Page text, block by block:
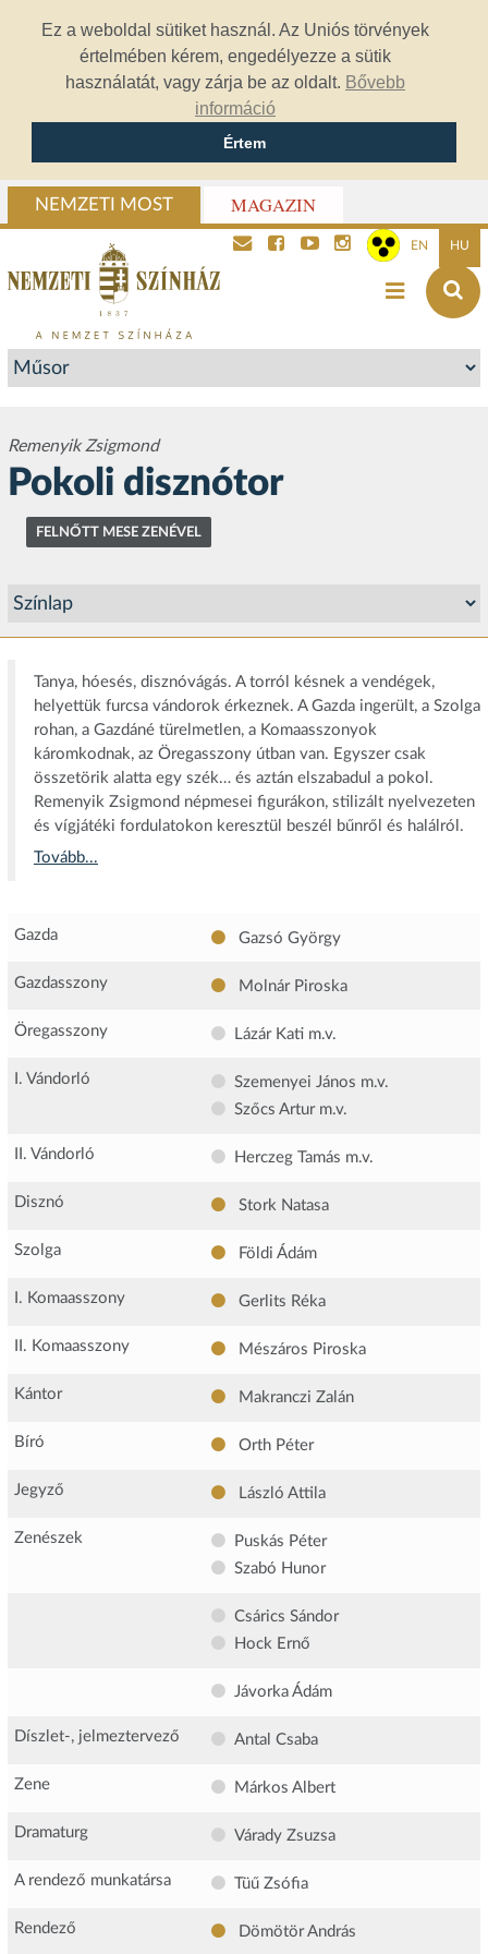
Ez a weboldal sütiket használ. Az Uniós törvények
értelmében kérem, engedélyezze a sütik
használatát, vagy zárja be az oldalt. Bővebb
információ
Értem
NEMZETI MOST MAGAZIN
EN HU
Remenyik Zsigmond
Pokoli disznótor
FELNŐTT MESE ZENÉVEL
Tanya, hóesés, disznóvágás. A torról késnek a vendégek,
helyettük furcsa vándorok érkeznek. A Gazda ingerült, a Szolga
rohan, a Gazdáné türelmetlen, a Komaasszonyok
káromkodnak, az Öregasszony útban van. Egyszer csak
összetörik alatta egy szék… és aztán elszabadul a pokol.
Remenyik Zsigmond népmesei figurákon, stilizált nyelvezeten
és vígjátéki fordulatokon keresztül beszél bűnről és halálról.
Tovább...
Gazda Gazsó György
Gazdasszony Molnár Piroska
Öregasszony Lázár Kati m.v.
I. Vándorló Szemenyei János m.v.
Szőcs Artur m.v.
II. Vándorló Herczeg Tamás m.v.
Disznó Stork Natasa
Szolga Földi Ádám
I. Komaasszony Gerlits Réka
II. Komaasszony Mészáros Piroska
Kántor Makranczi Zalán
Bíró Orth Péter
Jegyző László Attila
Zenészek
Puskás Péter
Szabó Hunor
Csárics Sándor
Hock Ernő
Jávorka Ádám
Díszlet-, jelmeztervező Antal Csaba
Zene Márkos Albert
Dramaturg Várady Zsuzsa
A rendező munkatársa Tüű Zsófia
Rendező Dömötör András